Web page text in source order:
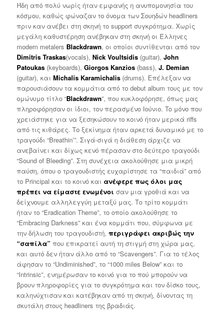
Ήδη από πολύ νωρίς ήταν εμφανής η ανυπομονησία του
κόσμου, καθώς φώναζαν το όνομα των Σουηδών headliners
πριν καν ανέβει στη σκηνή το support συγκρότημα. Χωρίς
μεγάλη καθυστέρηση ανέβηκαν στη σκηνή οι Έλληνες
modern metalers Blackdrawn, οι οποίοι συντίθενται από τον
Dimitris Traskas(vocals), Nick Voultsidis(guitar), John
Patoukas(keyboards), Giorgos Kanzios(bass), J. Demian
(guitar), και Michalis Karamichalis(drums). Επέλεξαν να
παρουσιάσουν τα κομμάτια από το debut album τους με τον
ομώνυμο τίτλο “Blackdrawn”, που κυκλοφόρησε, όπως μας
πληροφόρησαν οι ίδιοι, τον περασμένο Ιούνιο. To μόνο που
χρειάστηκε για να ξεσηκώσουν το κοινό ήταν μερικά riffs
από τις κιθάρες. Το ξεκίνημα ήταν αρκετά δυναμικό με το
τραγούδι “Breathin’”. Σιγά-σιγά η διάθεση άρχιζε να
ανεβαίνει και δίχως κενό πέρασαν στο δεύτερο τραγούδι
“Sound of Bleeding”. Στη συνέχεια ακολούθησε μια μικρή
παύση, όπου ο τραγουδιστής ευχαρίστησε τα “παιδιά” από
το Principal και το κοινό και ανέφερε πως όλοι μας
πρέπει να είμαστε ενωμένοι σαν μια γροθιά και να
δείχνουμε αλληλεγγύη μεταξύ μας. Το τρίτο κομμάτι
ήταν το “Eradication Theme”, το οποίο ακολούθησε το
“Embracing Darkness” και ένα κομμάτι που, σύμφωνα με
την δήλωση του τραγουδιστή, περιγράφει ακριβώς την
“σαπίλα” που επικρατεί αυτή τη στιγμή στη χώρα μας,
και αυτό δεν ήταν άλλο από το “Scavengers”. Για το τέλος
άφησαν το “Undiminished”, το “1000 miles Below” και το
“Intrinsic”, ενημέρωσαν το κοινό για το πού μπορούν να
βρουν πληροφορίες για το συγκρότημα και τον δίσκο τους,
καληνύχτισαν και κατέβηκαν από τη σκηνή, δίνοντας τη
σκυτάλη στους headliners της βραδιάς.